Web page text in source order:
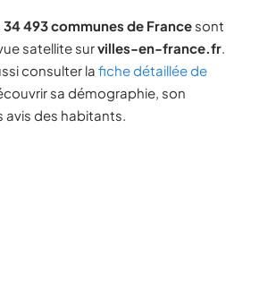
34 493 communes de France sont
satellite survilles-en-france.fr.
consulter la fiche détaillée de
sa démographie, son
avis des habitants.